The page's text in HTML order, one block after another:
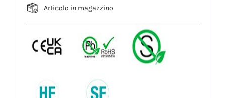
Articolo in magazzino